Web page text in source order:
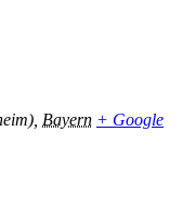
Bayern + Google